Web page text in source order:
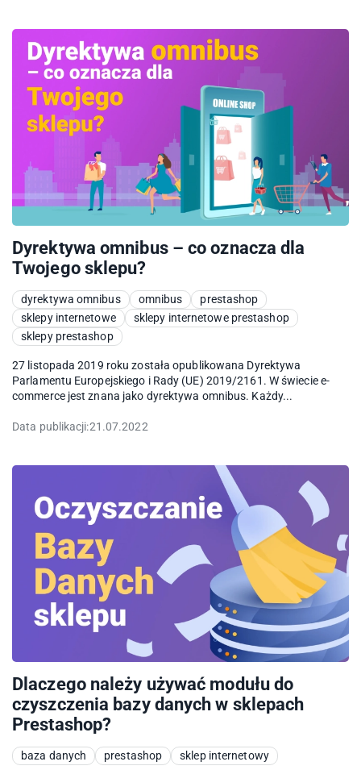
Dyrektywa omnibus – co oznacza dla
Twojego sklepu?
dyrektywa omnibus omnibus
prestashop
sklepy internetowe
sklepy internetowe prestashop
sklepy prestashop
27 listopada 2019 roku została opublikowana Dyrektywa
Parlamentu Europejskiego i Rady (UE) 2019/2161. W świecie e-
commerce jest znana jako dyrektywa omnibus. Każdy...
Data publikacji:21.07.2022
Dlaczego należy używać modułu do
czyszczenia bazy danych w sklepach
Prestashop?
baza danych prestashop sklep internetowy